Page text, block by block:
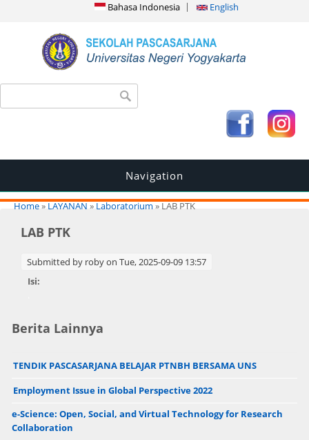
Bahasa Indonesia English
Search form
Navigation
You are here
Home» LAYANAN » Laboratorium» LAB PTK
LAB PTK
Submitted by robyon Tue, 2025-09-09 13:57
Isi:
Berita Lainnya
TENDIK PASCASARJANA BELAJAR PTNBH BERSAMA UNS
Employment Issue in Global Perspective 2022
e-Science: Open, Social, and Virtual Technology for Research
Collaboration